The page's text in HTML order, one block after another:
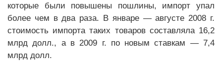
которые были повышены пошлины, импорт упал
более чем в два раза. В январе — августе 2008 г.
стоимость импорта таких товаров составляла 16,2
млрд долл., а в 2009 г. по новым ставкам — 7,4
млрд долл.